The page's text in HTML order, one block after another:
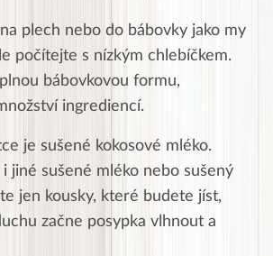
plech nebo do bábovky jako my
počítejte s nízkým chlebíčkem.
bábovkovou formu,
ingrediencí.
je sušené kokosové mléko.
jiné sušené mléko nebo sušený
jen kousky, které budete jíst,
začne posypka vlhnout a